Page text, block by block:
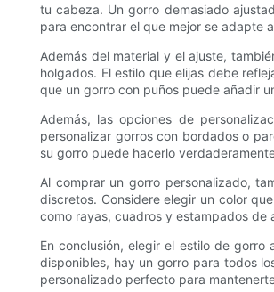
tu cabeza. Un gorro demasiado
para encontrar el que mejor se adapte
Además del material y el ajuste,
holgados. El estilo que elijas debe
que un gorro con puños puede añadir
Además, las opciones de
personalizar gorros con bordados o
su gorro puede hacerlo
Al comprar un gorro personalizado,
discretos. Considere elegir un color
como rayas, cuadros y estampados
En conclusión, elegir el estilo de
disponibles, hay un gorro para todos
personalizado perfecto para